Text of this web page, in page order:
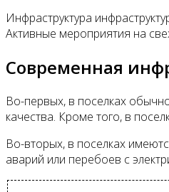
Инфраструктура
Активные мероприятия на
Современная
Во-первых, в поселках
качества. Кроме того, в
Во-вторых, в поселках
аварий или перебоев с